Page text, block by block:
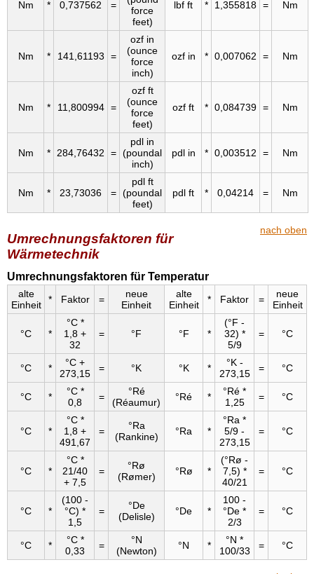
Nm * 0,737562 =
force
feet)
lbf ft * 1,355818 = Nm
Nm * 141,61193 =
ozf in
(ounce
force
inch)
ozf in * 0,007062 = Nm
Nm * 11,800994 =
ozf ft
(ounce
force
feet)
ozf ft * 0,084739 = Nm
Nm * 284,76432 =
pdl in
(poundal
inch)
pdl in * 0,003512 = Nm
Nm * 23,73036 =
pdl ft
(poundal
feet)
pdl ft * 0,04214 = Nm
nach oben
Umrechnungsfaktoren für
Wärmetechnik
Umrechnungsfaktoren für Temperatur
alte
Einheit
* Faktor =
neue
Einheit
alte
Einheit
* Faktor =
neue
Einheit
°C *
°C *
1,8 +
32
= °F °F *
(°F -
32) *
5/9
= °C
°C *
°C +
273,15
= °K °K *
°K -
273,15
= °C
°C *
°C *
0,8
=
°Ré
(Réaumur)
°Ré *
°Ré *
1,25
= °C
°C *
°C *
1,8 +
491,67
=
°Ra
(Rankine)
°Ra *
°Ra *
5/9 -
273,15
= °C
°C *
°C *
21/40
+ 7,5
=
°Rø
(Rømer)
°Rø *
(°Rø -
7,5) *
40/21
= °C
°C *
(100 -
°C) *
1,5
=
°De
(Delisle)
°De *
100 -
°De *
2/3
= °C
°C *
°C *
0,33
=
°N
(Newton)
°N *
°N *
100/33
= °C